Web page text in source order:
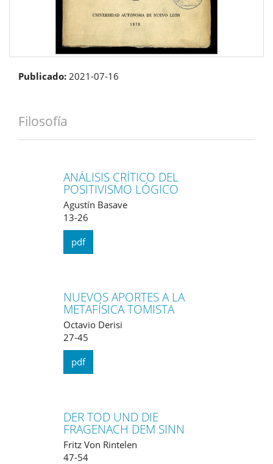
Publicado: 2021-07-16
Filosofía
ANÁLISIS CRÍTICO DEL
POSITIVISMO LÓGICO
Agustín Basave
13-26
pdf
NUEVOS APORTES A LA
METAFÍSICA TOMISTA
Octavio Derisi
27-45
pdf
DER TOD UND DIE
FRAGENACH DEM SINN
Fritz Von Rintelen
47-54